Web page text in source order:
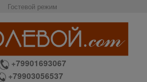
Гостевой режим
+79901693067
+79903056537